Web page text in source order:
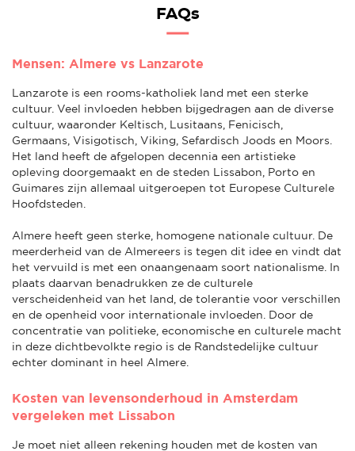
FAQs
Mensen: Almere vs Lanzarote
Lanzarote is een rooms-katholiek land met een sterke
cultuur. Veel invloeden hebben bijgedragen aan de diverse
cultuur, waaronder Keltisch, Lusitaans, Fenicisch,
Germaans, Visigotisch, Viking, Sefardisch Joods en Moors.
Het land heeft de afgelopen decennia een artistieke
opleving doorgemaakt en de steden Lissabon, Porto en
Guimares zijn allemaal uitgeroepen tot Europese Culturele
Hoofdsteden.
Almere heeft geen sterke, homogene nationale cultuur. De
meerderheid van de Almereers is tegen dit idee en vindt dat
het vervuild is met een onaangenaam soort nationalisme. In
plaats daarvan benadrukken ze de culturele
verscheidenheid van het land, de tolerantie voor verschillen
en de openheid voor internationale invloeden. Door de
concentratie van politieke, economische en culturele macht
in deze dichtbevolkte regio is de Randstedelijke cultuur
echter dominant in heel Almere.
Kosten van levensonderhoud in Amsterdam
vergeleken met Lissabon
Je moet niet alleen rekening houden met de kosten van